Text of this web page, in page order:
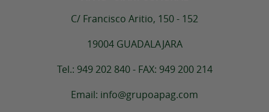
C/ Francisco Aritio, 150 - 152
19004 GUADALAJARA
Tel.: 949 202 840 - FAX: 949 200 214
Email: info@grupoapag.com